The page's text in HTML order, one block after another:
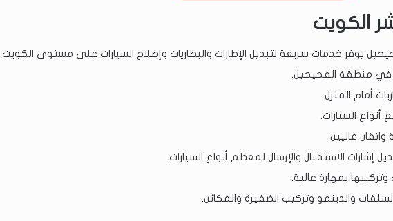
الكويت
يوفر خدمات سريعة لتبديل الإطارات والبطاريات وإصلاح السيارات على مستوى الكويت.
في منطقة الفحيحيل.
أمام المنزل.
أنواع السيارات.
عاليين.
إشارات الاستقبال والإرسال لمعظم أنواع السيارات.
بمهارة عالية.
والدينمو وتركيب الضفيرة والمكائن.